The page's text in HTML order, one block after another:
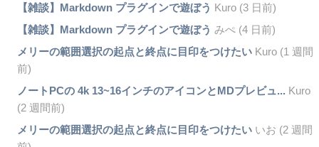
【雑談】Markdown プラグインで遊ぼう Kuro (3 日前)
【雑談】Markdown プラグインで遊ぼう みぺ (4 日前)
メリーの範囲選択の起点と終点に目印をつけたいKuro (1 週間
前)
ノートPCの 4k 13~16インチのアイコンとMDプレビュ... Kuro
(2 週間前)
メリーの範囲選択の起点と終点に目印をつけたいいお (2 週間